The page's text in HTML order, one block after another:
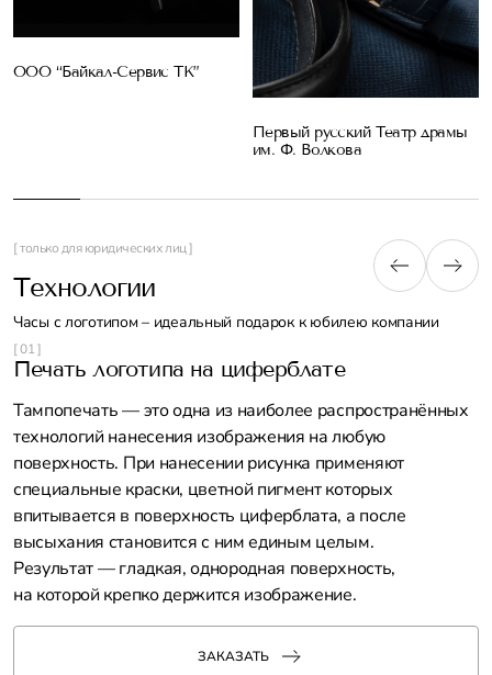
ООО “Байкал-Сервис ТК”
Первый русский Театр драмы
им. Ф. Волкова
Технологии
Часы с логотипом – идеальный подарок к юбилею компании
[ только для юридических лиц ]
Печать логотипа на циферблате
Тампопечать — это одна из наиболее распространённых
технологий нанесения изображения на любую
поверхность. При нанесении рисунка применяют
специальные краски, цветной пигмент которых
впитывается в поверхность циферблата, а после
высыхания становится с ним единым целым.
Результат — гладкая, однородная поверхность,
на которой крепко держится изображение.
ЗАКАЗАТЬ
[ 01 ]